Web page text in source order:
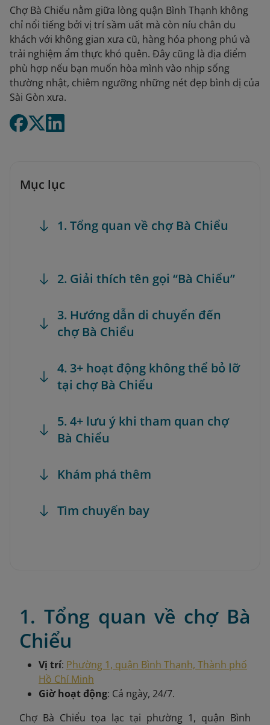
Chợ Bà Chiểu nằm giữa lòng quận Bình Thạnh không
chỉ nổi tiếng bởi vị trí sầm uất mà còn níu chân du
khách với không gian xưa cũ, hàng hóa phong phú và
trải nghiệm ẩm thực khó quên. Đây cũng là địa điểm
phù hợp nếu bạn muốn hòa mình vào nhịp sống
thường nhật, chiêm ngưỡng những nét đẹp bình dị của
Sài Gòn xưa.
Mục lục
1. Tổng quan về chợ Bà Chiểu
2. Giải thích tên gọi “Bà Chiểu”
3. Hướng dẫn di chuyển đến
chợ Bà Chiểu
4. 3+ hoạt động không thể bỏ lỡ
tại chợ Bà Chiểu
5. 4+ lưu ý khi tham quan chợ
Bà Chiểu
Khám phá thêm
Tìm chuyến bay
1. Tổng quan về chợ Bà
Chiểu
Vị trí: Phường 1, quận Bình Thạnh, Thành phố
Hồ Chí Minh
Giờ hoạt động: Cả ngày, 24/7.
Chợ Bà Chiểu tọa lạc tại phường 1, quận Bình